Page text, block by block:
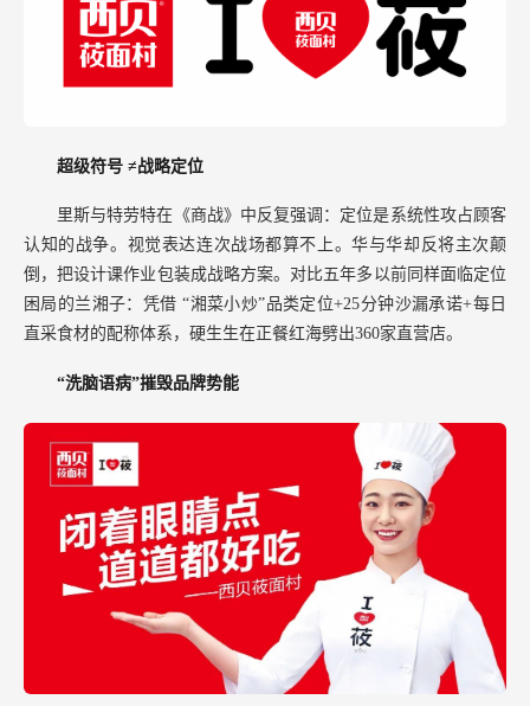
超级符号 ≠战略定位
里斯与特劳特在《商战》中反复强调：定位是系统性攻占顾客
认知的战争。视觉表达连次战场都算不上。华与华却反将主次颠
倒，把设计课作业包装成战略方案。对比五年多以前同样面临定位
困局的兰湘子：凭借“湘菜小炒”品类定位+25分钟沙漏承诺+每日
直采食材的配称体系，硬生生在正餐红海劈出360家直营店。
“洗脑语病”摧毁品牌势能